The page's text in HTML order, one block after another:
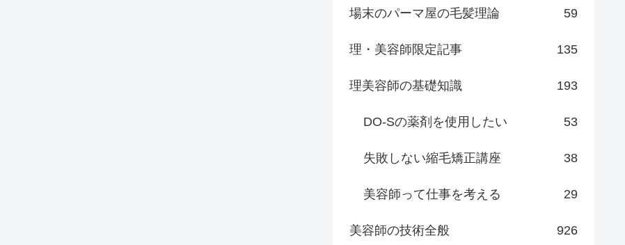
場末のパーマ屋の毛髪理論 59
理・美容師限定記事 135
理美容師の基礎知識 193
DO-Sの薬剤を使用したい 53
失敗しない縮毛矯正講座 38
美容師って仕事を考える 29
美容師の技術全般 926